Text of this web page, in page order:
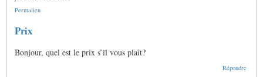
Permalien
Prix
Bonjour, quel est le prix s’il vous plaît?
Répondre